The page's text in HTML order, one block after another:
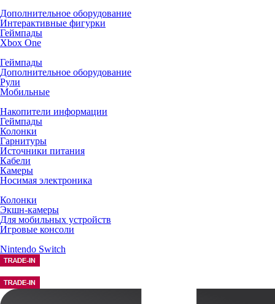
Дополнительное оборудование
Интерактивные фигурки
Геймпады
Xbox One
Геймпады
Дополнительное оборудование
Рули
Мобильные
Накопители информации
Геймпады
Колонки
Гарнитуры
Источники питания
Кабели
Камеры
Носимая электроника
Колонки
Экшн-камеры
Для мобильных устройств
Игровые консоли
Nintendo Switch